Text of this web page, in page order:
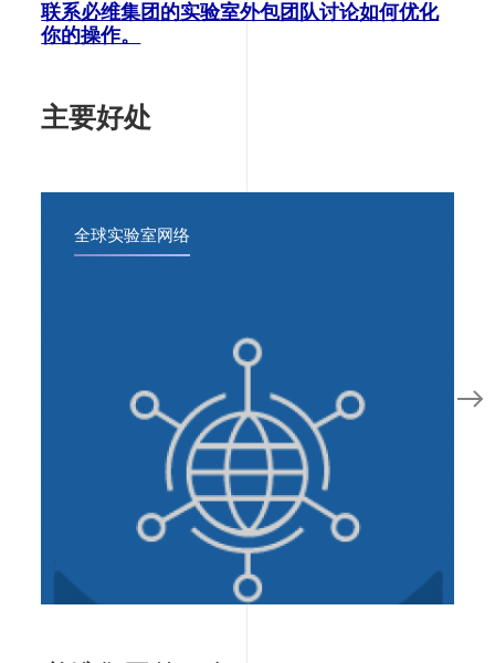
联系必维集团的实验室外包团队讨论如何优化
你的操作。
主要好处
全球实验室网络